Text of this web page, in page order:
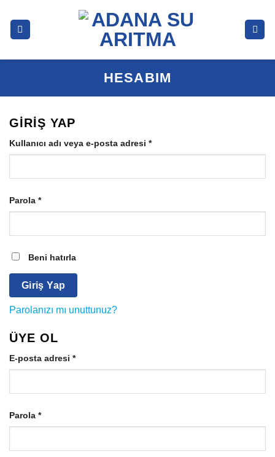
atla
HESABIM
GIRIŞ YAP
Kullanıcı adı veya e-posta adresi *Gerekli
Parola *Gerekli
Beni hatırla
Giriş Yap
Parolanızı mı unuttunuz?
ÜYE OL
E-posta adresi *Gerekli
Parola *Gerekli